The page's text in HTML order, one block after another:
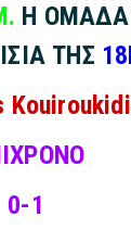
Η ΟΜΑΔΑ
ΤΗΣ
0-1